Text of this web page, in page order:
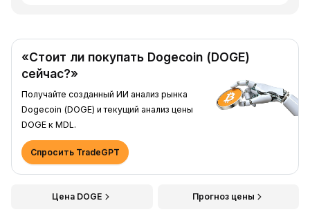
«Стоит ли покупать Dogecoin (DOGE)
сейчас?»
Получайте созданный ИИ анализ рынка
Dogecoin (DOGE) и текущий анализ цены
DOGE к MDL.
Спросить TradeGPT
Цена DOGE Прогноз цены